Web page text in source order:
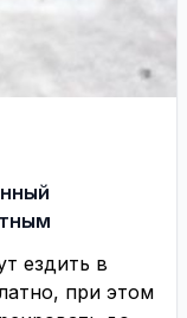
ездить в
при этом